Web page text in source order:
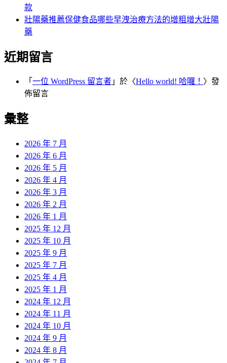
款
壯陽藥推薦保健食品哪些早洩治療方法的增粗增大壯陽
藥
近期留言
「 一位 WordPress 留言者 」於〈Hello world! 哈囉！ 〉發
佈留言
彙整
2026 年 7 月
2026 年 6 月
2026 年 5 月
2026 年 4 月
2026 年 3 月
2026 年 2 月
2026 年 1 月
2025 年 12 月
2025 年 10 月
2025 年 9 月
2025 年 7 月
2025 年 4 月
2025 年 1 月
2024 年 12 月
2024 年 11 月
2024 年 10 月
2024 年 9 月
2024 年 8 月